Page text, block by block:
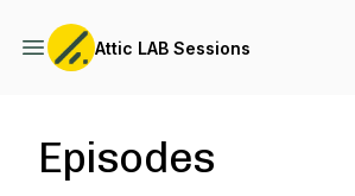
Attic LAB Sessions
Episodes